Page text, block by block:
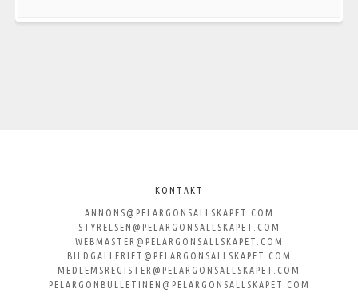
Svenska
Pelargonsällskapet
KONTAKT
ANNONS@PELARGONSALLSKAPET.COM
STYRELSEN@PELARGONSALLSKAPET.COM
WEBMASTER@PELARGONSALLSKAPET.COM
BILDGALLERIET@PELARGONSALLSKAPET.COM
MEDLEMSREGISTER@PELARGONSALLSKAPET.COM
PELARGONBULLETINEN@PELARGONSALLSKAPET.COM